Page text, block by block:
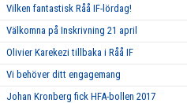
Vilken fantastisk Råå IF-lördag!
Välkomna på Inskrivning 21 april
Olivier Karekezi tillbaka i Råå IF
Vi behöver ditt engagemang
Johan Kronberg fick HFA-bollen 2017